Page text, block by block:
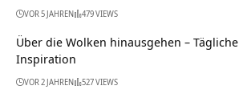
VOR 5 JAHREN 479 VIEWS
Über die Wolken hinausgehen – Tägliche
Inspiration
VOR 2 JAHREN 527 VIEWS